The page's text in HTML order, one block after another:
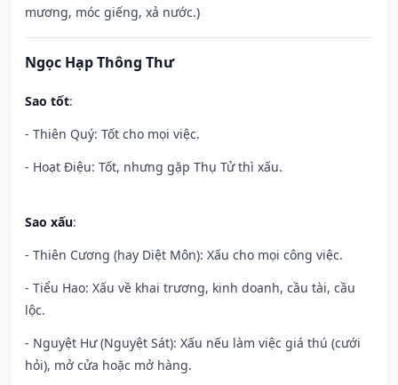
mương, móc giếng, xả nước.)
Ngọc Hạp Thông Thư
Sao tốt:
- Thiên Quý: Tốt cho mọi việc.
- Hoạt Điệu: Tốt, nhưng gặp Thụ Tử thì xấu.
Sao xấu:
- Thiên Cương (hay Diệt Môn): Xấu cho mọi công việc.
- Tiểu Hao: Xấu về khai trương, kinh doanh, cầu tài, cầu
lộc.
- Nguyệt Hư (Nguyệt Sát): Xấu nếu làm việc giá thú (cưới
hỏi), mở cửa hoặc mở hàng.